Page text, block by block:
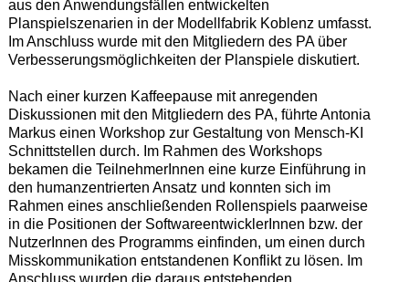
aus den Anwendungsfällen entwickelten
Planspielszenarien in der Modellfabrik Koblenz umfasst.
Im Anschluss wurde mit den Mitgliedern des PA über
Verbesserungsmöglichkeiten der Planspiele diskutiert.
Nach einer kurzen Kaffeepause mit anregenden
Diskussionen mit den Mitgliedern des PA, führte Antonia
Markus einen Workshop zur Gestaltung von Mensch-KI
Schnittstellen durch. Im Rahmen des Workshops
bekamen die TeilnehmerInnen eine kurze Einführung in
den humanzentrierten Ansatz und konnten sich im
Rahmen eines anschließenden Rollenspiels paarweise
in die Positionen der SoftwareentwicklerInnen bzw. der
NutzerInnen des Programms einfinden, um einen durch
Misskommunikation entstandenen Konflikt zu lösen. Im